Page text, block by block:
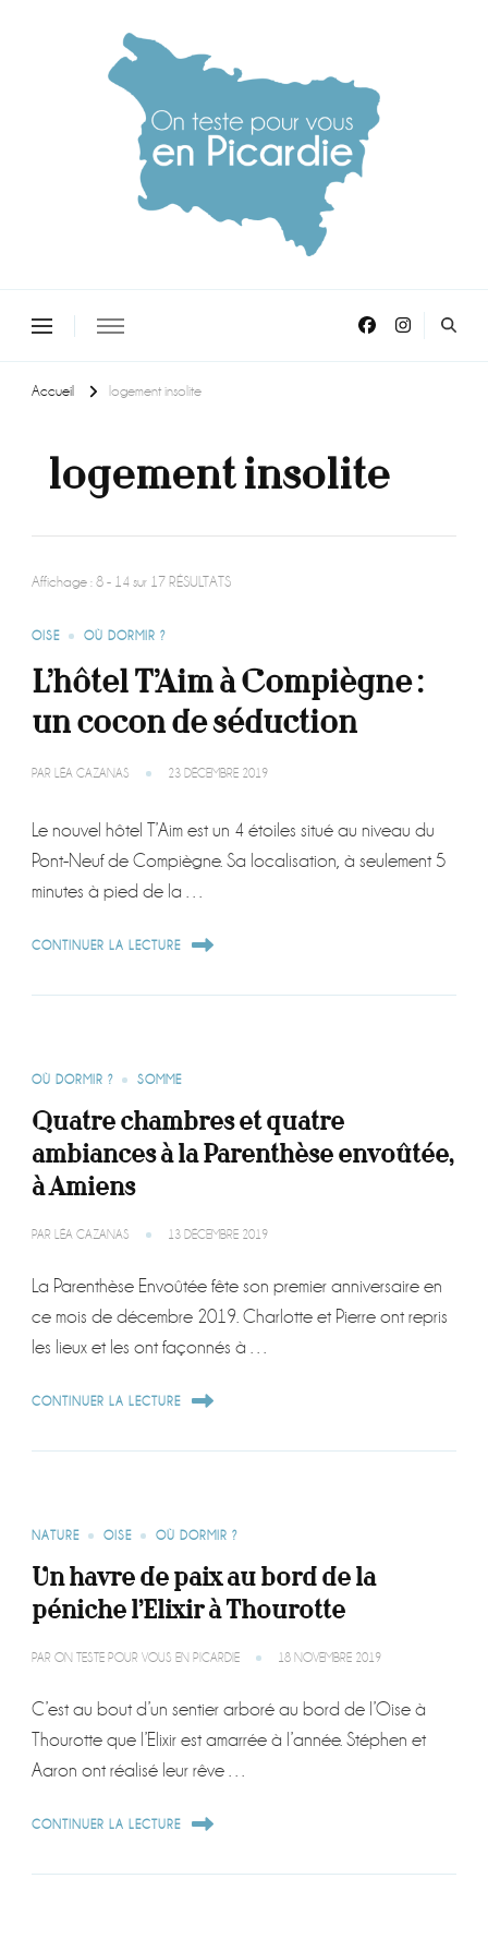
Accueil logement insolite
logement insolite
Affichage : 8 - 14 sur 17 RÉSULTATS
OISE OÙ DORMIR ?
L’hôtel T’Aim à Compiègne :
un cocon de séduction
PAR LÉA CAZANAS 23 DÉCEMBRE 2019
Le nouvel hôtel T’Aim est un 4 étoiles situé au niveau du
Pont-Neuf de Compiègne. Sa localisation, à seulement 5
minutes à pied de la …
CONTINUER LA LECTURE
OÙ DORMIR ? SOMME
Quatre chambres et quatre
ambiances à la Parenthèse envoûtée,
à Amiens
PAR LÉA CAZANAS 13 DÉCEMBRE 2019
La Parenthèse Envoûtée fête son premier anniversaire en
ce mois de décembre 2019. Charlotte et Pierre ont repris
les lieux et les ont façonnés à …
CONTINUER LA LECTURE
NATURE OISE OÙ DORMIR ?
Un havre de paix au bord de la
péniche l’Elixir à Thourotte
PAR ON TESTE POUR VOUS EN PICARDIE 18 NOVEMBRE 2019
C’est au bout d’un sentier arboré au bord de l’Oise à
Thourotte que l’Elixir est amarrée à l’année. Stéphen et
Aaron ont réalisé leur rêve …
CONTINUER LA LECTURE